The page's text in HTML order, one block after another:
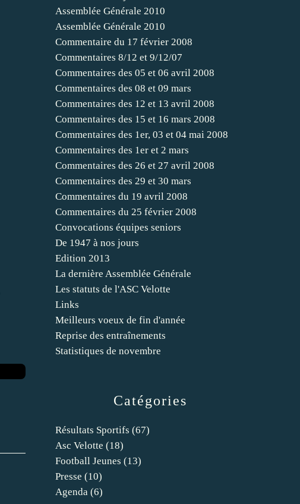
Catégories
Résultats Sportifs (67)
Asc Velotte (18)
Football Jeunes (13)
Presse (10)
Agenda (6)
Assemblée Générale 2010
Assemblée Générale 2010
Commentaire du 17 février 2008
Commentaires 8/12 et 9/12/07
Commentaires des 05 et 06 avril 2008
Commentaires des 08 et 09 mars
Commentaires des 12 et 13 avril 2008
Commentaires des 15 et 16 mars 2008
Commentaires des 1er, 03 et 04 mai 2008
Commentaires des 1er et 2 mars
Commentaires des 26 et 27 avril 2008
Commentaires des 29 et 30 mars
Commentaires du 19 avril 2008
Commentaires du 25 février 2008
Convocations équipes seniors
De 1947 à nos jours
Edition 2013
La dernière Assemblée Générale
Les statuts de l'ASC Velotte
Links
Meilleurs voeux de fin d'année
Reprise des entraînements
Statistiques de novembre